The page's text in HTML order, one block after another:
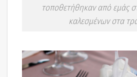
τοποθετήθηκαν από εμάς
καλεσμένων στα